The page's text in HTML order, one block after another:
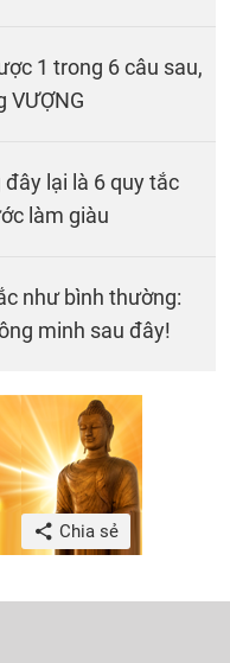
1 trong 6 câu sau,
VƯỢNG
đây lại là 6 quy tắc
làm giàu
như bình thường:
minh sau đây!
Chia sẻ